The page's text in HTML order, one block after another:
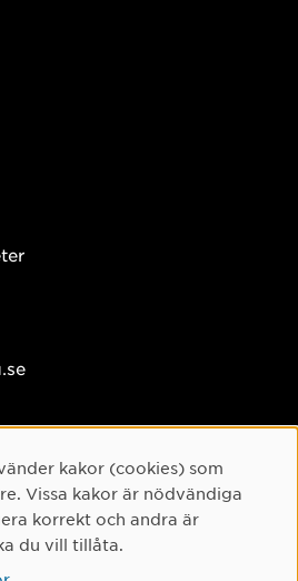
kakor (cookies) som
Vissa kakor är nödvändiga
korrekt och andra är
du vill tillåta.